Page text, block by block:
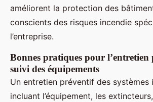
améliorent la protection des
conscients des risques incendie
l’entreprise.
Bonnes pratiques pour l’entretien
suivi des équipements
Un entretien préventif des systèmes
incluant l’équipement, les